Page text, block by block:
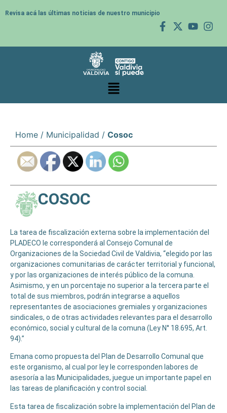
Revisa acá las últimas noticias de nuestro municipio
Home / Municipalidad / Cosoc
COSOC
La tarea de fiscalización externa sobre la implementación del
PLADECO le corresponderá al Consejo Comunal de
Organizaciones de la Sociedad Civil de Valdivia, “elegido por las
organizaciones comunitarias de carácter territorial y funcional,
y por las organizaciones de interés público de la comuna.
Asimismo, y en un porcentaje no superior a la tercera parte el
total de sus miembros, podrán integrarse a aquellos
representantes de asociaciones gremiales y organizaciones
sindicales, o de otras actividades relevantes para el desarrollo
económico, social y cultural de la comuna (Ley N° 18.695, Art.
94).”
Emana como propuesta del Plan de Desarrollo Comunal que
este organismo, al cual por ley le corresponden labores de
asesoría a las Municipalidades, juegue un importante papel en
las tareas de planificación y control social.
Esta tarea de fiscalización sobre la implementación del Plan de